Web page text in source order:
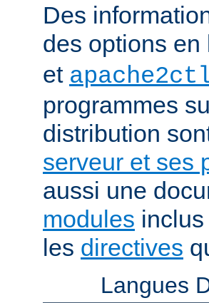
Des
des options
et
programmes
distribution
serveur et ses
aussi une
modules
les directives
Langues